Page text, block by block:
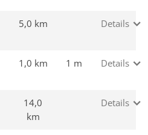
5,0 km Details
1,0 km 1 m Details
14,0
km
Details